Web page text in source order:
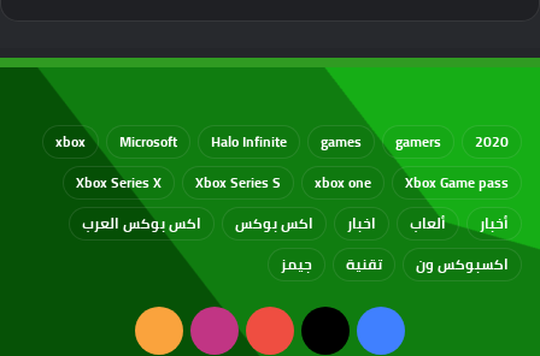
2020
gamers
games
Halo Infinite
Microsoft
xbox
Xbox Game pass
xbox one
Xbox Series S
Xbox Series X
أخبار
ألعاب اخبار اكس بوكس
اكس بوكس العرب
اكسبوكس ون
تقنية جيمز
فيسبوك
‫X
‫YouTubeانستقرامملخص